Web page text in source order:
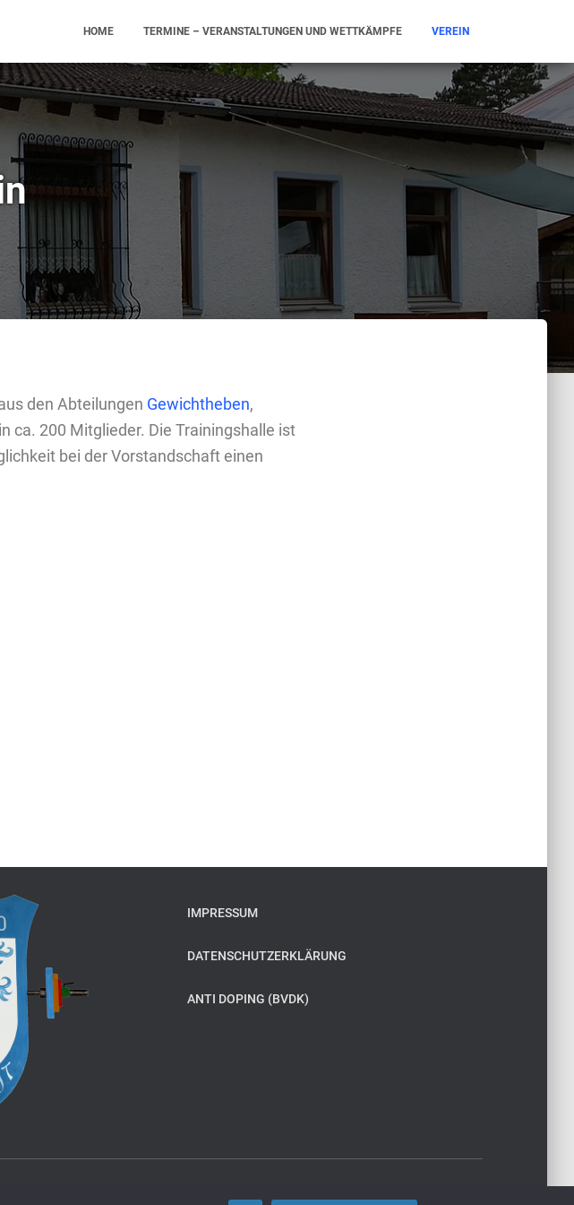
HOME TERMINE – VERANSTALTUNGEN UND WETTKÄMPFE VEREIN
den Abteilungen Gewichtheben,
ca. 200 Mitglieder. Die Trainingshalle ist
bei der Vorstandschaft einen
IMPRESSUM
DATENSCHUTZERKLÄRUNG
ANTI DOPING (BVDK)